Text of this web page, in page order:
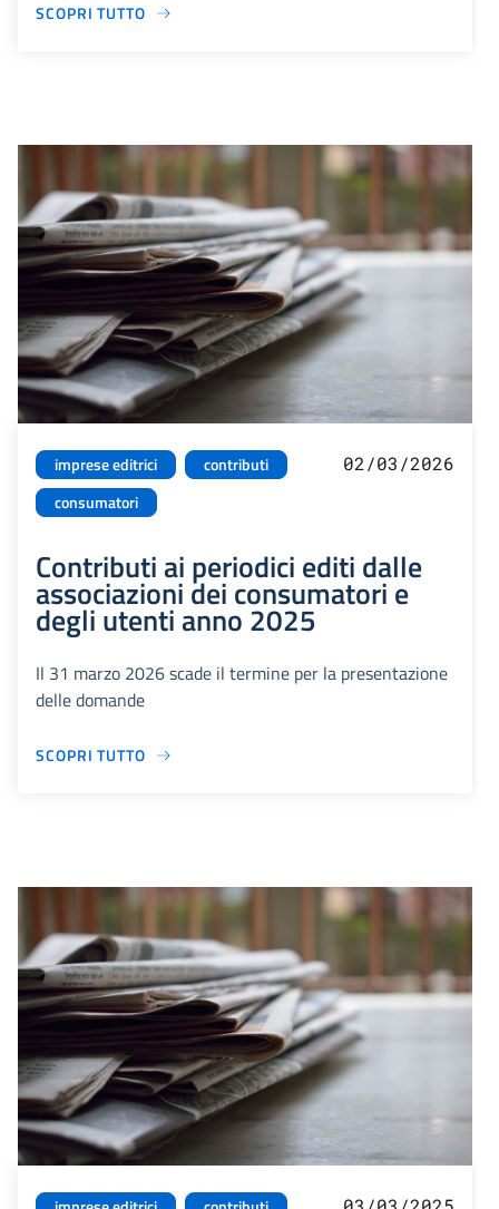
SCOPRI TUTTO
imprese editrici
contributi
consumatori
02/03/2026
Contributi ai periodici editi dalle
associazioni dei consumatori e
degli utenti anno 2025
Il 31 marzo 2026 scade il termine per la presentazione
delle domande
SCOPRI TUTTO